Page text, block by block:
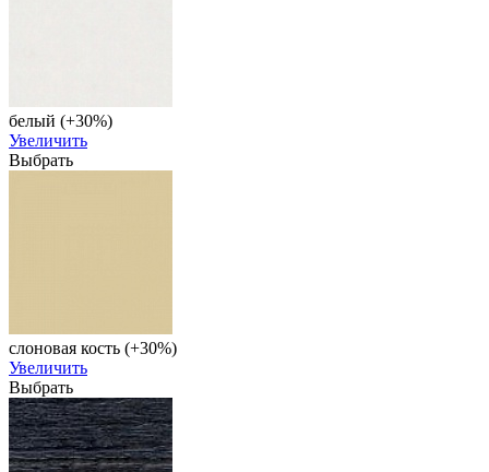
белый (+30%)
Увеличить
Выбрать
слоновая кость (+30%)
Увеличить
Выбрать